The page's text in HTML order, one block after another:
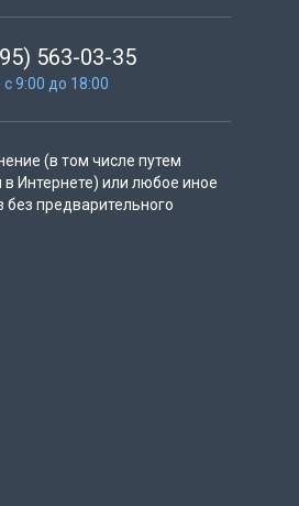
563-03-35
с 9:00 до 18:00
(в том числе путем
Интернете) или любое иное
предварительного